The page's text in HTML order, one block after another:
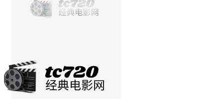
当前位置：